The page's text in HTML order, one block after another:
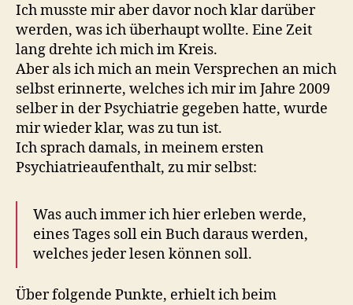
Ich musste mir aber davor noch klar darüber
werden, was ich überhaupt wollte. Eine Zeit
lang drehte ich mich im Kreis.
Aber als ich mich an mein Versprechen an mich
selbst erinnerte, welches ich mir im Jahre 2009
selber in der Psychiatrie gegeben hatte, wurde
mir wieder klar, was zu tun ist.
Ich sprach damals, in meinem ersten
Psychiatrieaufenthalt, zu mir selbst:
Was auch immer ich hier erleben werde,
eines Tages soll ein Buch daraus werden,
welches jeder lesen können soll.
Über folgende Punkte, erhielt ich beim